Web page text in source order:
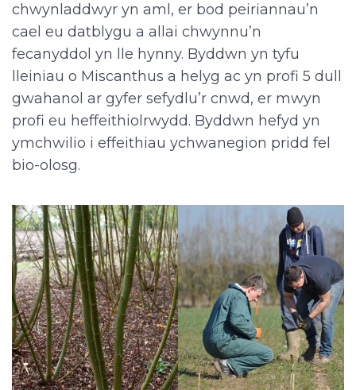
chwynladdwyr yn aml, er bod peiriannau’n
cael eu datblygu a allai chwynnu’n
fecanyddol yn lle hynny. Byddwn yn tyfu
lleiniau o Miscanthus a helyg ac yn profi 5 dull
gwahanol ar gyfer sefydlu’r cnwd, er mwyn
profi eu heffeithiolrwydd. Byddwn hefyd yn
ymchwilio i effeithiau ychwanegion pridd fel
bio-olosg.